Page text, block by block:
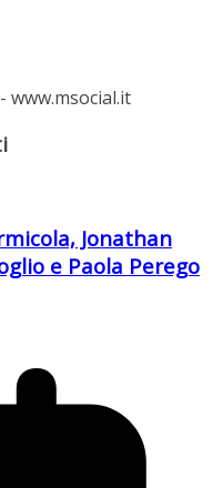
www.msocial.it
Jonathan
e Paola Perego